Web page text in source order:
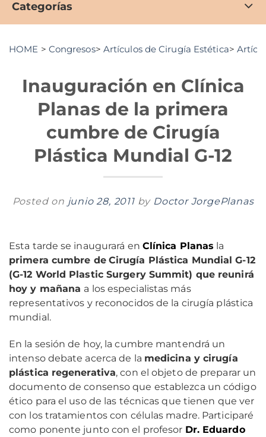
Categorías
HOME > Congresos> Artículos de Cirugía Estética>
Inauguración en Clínica
Planas de la primera
cumbre de Cirugía
Plástica Mundial G-12
Posted on junio 28, 2011 by Doctor JorgePlanas
Esta tarde se inaugurará en Clínica Planas la
primera cumbre de Cirugía Plástica Mundial G-12
(G-12 World Plastic Surgery Summit) que reunirá
hoy y mañana a los especialistas más
representativos y reconocidos de la cirugía plástica
mundial.
En la sesión de hoy, la cumbre mantendrá un
intenso debate acerca de la medicina y cirugía
plástica regenerativa, con el objeto de preparar un
documento de consenso que establezca un código
ético para el uso de las técnicas que tienen que ver
con los tratamientos con células madre. Participaré
como ponente junto con el profesor Dr. Eduardo